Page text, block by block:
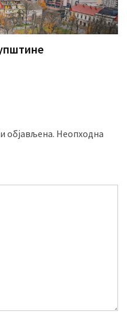
објављена. Неопходна